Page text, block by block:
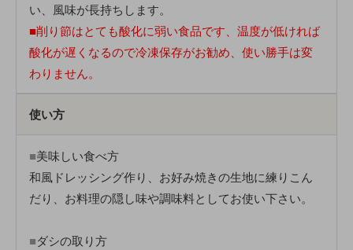
い、風味が長持ちします。
■削り節はとても酸化に弱い食品です、温度が低ければ
酸化が遅くなるので冷凍保存がお勧め、使い勝手は変
わりません。
使い方
■美味しい食べ方
和風ドレッシング作り、お好み焼きの生地に練りこん
だり、お料理の隠し味や調味料としてお使い下さい。
■ダシの取り方